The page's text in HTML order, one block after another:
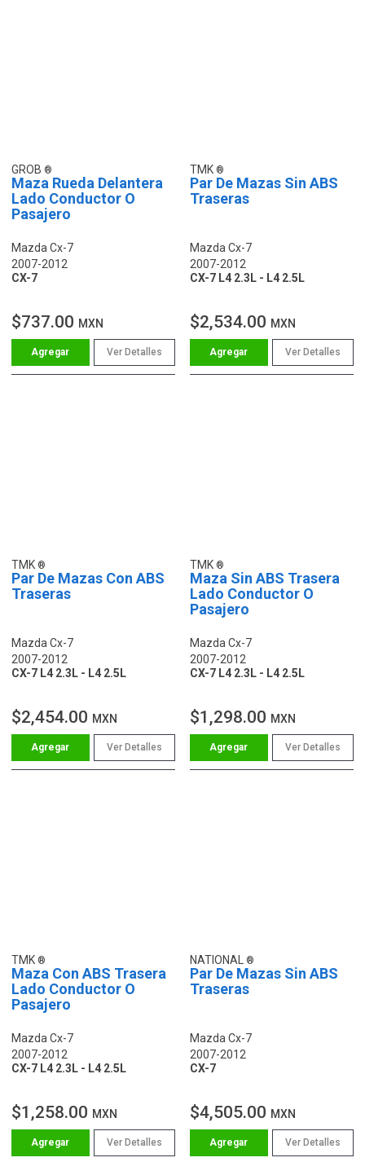
GROB
Maza Rueda Delantera
Lado Conductor O
Pasajero
Mazda Cx-7
2007-2012
CX-7
$737.00 MXN
Ver Detalles
TMK
Par De Mazas Sin ABS
Traseras
Mazda Cx-7
2007-2012
CX-7 L4 2.3L - L4 2.5L
$2,534.00 MXN
Ver Detalles
TMK
Par De Mazas Con ABS
Traseras
Mazda Cx-7
2007-2012
CX-7 L4 2.3L - L4 2.5L
$2,454.00 MXN
Ver Detalles
TMK
Maza Sin ABS Trasera
Lado Conductor O
Pasajero
Mazda Cx-7
2007-2012
CX-7 L4 2.3L - L4 2.5L
$1,298.00 MXN
Ver Detalles
TMK
Maza Con ABS Trasera
Lado Conductor O
Pasajero
Mazda Cx-7
2007-2012
CX-7 L4 2.3L - L4 2.5L
$1,258.00 MXN
Ver Detalles
NATIONAL
Par De Mazas Sin ABS
Traseras
Mazda Cx-7
2007-2012
CX-7
$4,505.00 MXN
Ver Detalles